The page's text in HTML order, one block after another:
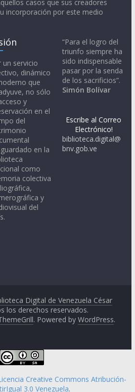
casos que sus creadores
incorporación por este medio
un servicio
dinámico
que
no sólo
y
en el
del
en la
como
colectiva
y
del
“Para el logro del
triunfo siempre ha
sido indispensable
pasar por la senda
de los sacrificios”.
Simón Bolívar
Escribe al Correo
Electrónico!
biblioteca.digital@
bnv.gob.ve
Digital de Venezuela César
los derechos reservados.
. Powered byWordPress.
Creative Commons Atribución-
3.0 Venezuela.